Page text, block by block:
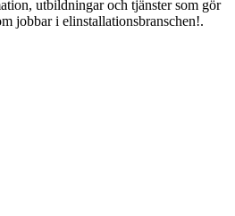
utbildningar och tjänster som gör
jobbar i elinstallationsbranschen!.